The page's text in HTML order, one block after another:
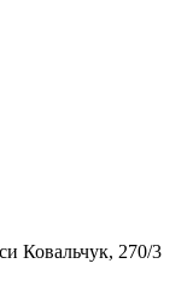
Ковальчук, 270/3